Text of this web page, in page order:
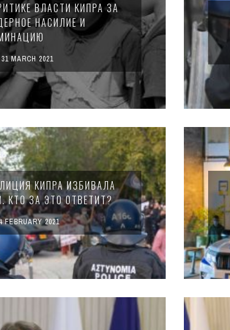
ВЛАСТИ КИПРА ЗА
НАСИЛИЕ И
31 MARCH 2021
КИПРА ИЗБИВАЛА
ЗА ЭТО ОТВЕТИТ?
FEBRUARY 2021